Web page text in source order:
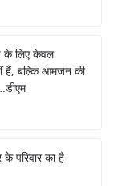
के लिए केवल
हैं, बल्कि आमजन की
परिवार का है